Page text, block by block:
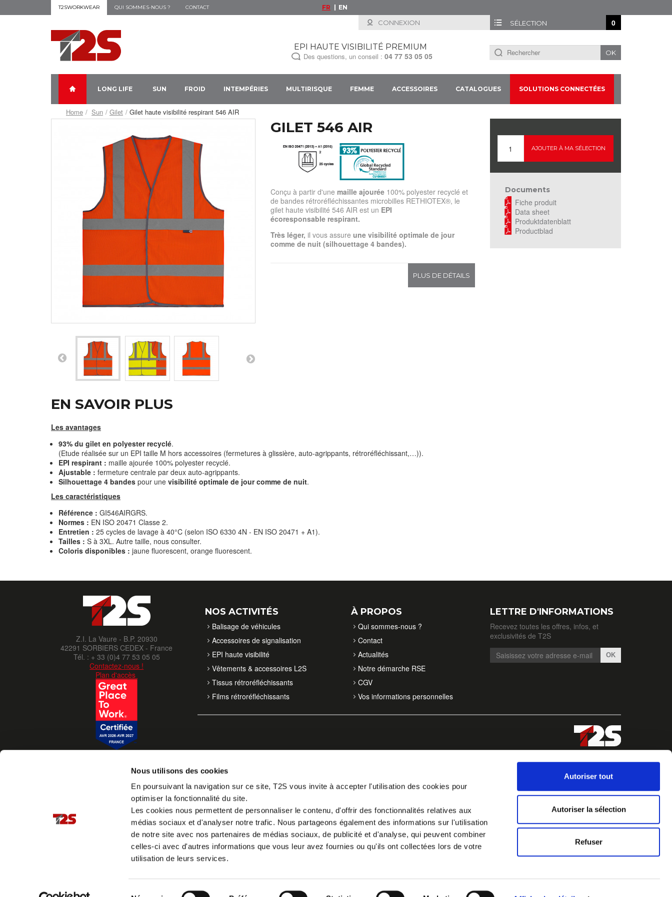
Nous utilisons des cookies
En poursuivant la navigation sur ce site, T2S vous invite à accepter l'utilisation des cookies pour
optimiser la fonctionnalité du site.
Les cookies nous permettent de personnaliser le contenu, d'offrir des fonctionnalités relatives aux
médias sociaux et d'analyser notre trafic. Nous partageons également des informations sur l'utilisation
de notre site avec nos partenaires de médias sociaux, de publicité et d'analyse, qui peuvent combiner
celles-ci avec d'autres informations que vous leur avez fournies ou qu'ils ont collectées lors de votre
utilisation de leurs services.
Autoriser tout
Autoriser la sélection
Refuser
T2SWORKWEAR QUI SOMMES-NOUS ? CONTACT FR EN
SÉLECTION 0
CONNEXION
EPI HAUTE VISIBILITÉ PREMIUM
Des questions, un conseil : 04 77 53 05 05 OK
LONG LIFE SUN FROID INTEMPÉRIES MULTIRISQUE FEMME ACCESSOIRES CATALOGUES SOLUTIONS CONNECTÉES
Home Sun Gilet Gilet haute visibilité respirant 546 AIR
GILET 546 AIR
Conçu à partir d'une maille ajourée100% polyester recyclé et
de bandes rétroréfléchissantes microbilles RETHIOTEX®, le
gilet haute visibilité 546 AIR est un EPI
écoresponsable respirant.
Très léger, il vous assure une visibilité optimale de jour
comme de nuit (silhouettage 4 bandes).
PLUS DE DÉTAILS
EN SAVOIR PLUS
Les avantages
93% du gilet en polyester recyclé.
(Etude réalisée sur un EPI taille M hors accessoires (fermetures à glissière, auto-agrippants, rétroréfléchissant,…)).
EPI respirant : maille ajourée 100% polyester recyclé.
Ajustable : fermeture centrale par deux auto-agrippants.
Silhouettage 4 bandes pour une visibilité optimale de jour comme de nuit.
Les caractéristiques
Référence : GI546AIRGRS.
Normes : EN ISO 20471 Classe 2.
Entretien : 25 cycles de lavage à 40°C (selon ISO 6330 4N - EN ISO 20471 + A1).
Tailles : S à 3XL. Autre taille, nous consulter.
Coloris disponibles : jaune fluorescent, orange fluorescent.
AJOUTER À MA SÉLECTION
Documents
Fiche produit
Data sheet
Produktdatenblatt
Productblad
Z.I. La Vaure - B.P. 20930
42291 SORBIERS CEDEX - France
Tél. : + 33 (0)4 77 53 05 05
Contactez-nous !
Plan d'accès
NOS ACTIVITÉS
Balisage de véhicules
Accessoires de signalisation
EPI haute visibilité
Vêtements & accessoires L2S
Tissus rétroréfléchissants
Films rétroréfléchissants
À PROPOS
Qui sommes-nous ?
Contact
Actualités
Notre démarche RSE
CGV
Vos informations personnelles
LETTRE D'INFORMATIONS
Recevez toutes les offres, infos, et
exclusivités de T2S
OK